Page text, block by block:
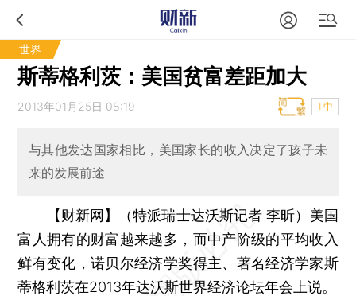
世界
斯蒂格利茨：美国贫富差距加大
2013年01月25日 08:19 T中
与其他发达国家相比，美国家长的收入决定了孩子未
来的发展前途
【财新网】（特派瑞士达沃斯记者 李昕） 美国
富人拥有的财富越来越多，而中产阶级的平均收入
鲜有变化，诺贝尔经济学奖得主、著名经济学家斯
蒂格利茨在2013年达沃斯世界经济论坛年会上说。